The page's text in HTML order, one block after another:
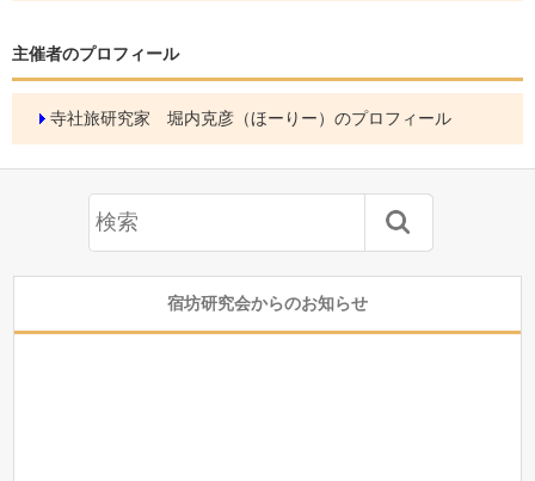
主催者のプロフィール
寺社旅研究家 堀内克彦（ほーりー）のプロフィール
宿坊研究会からのお知らせ